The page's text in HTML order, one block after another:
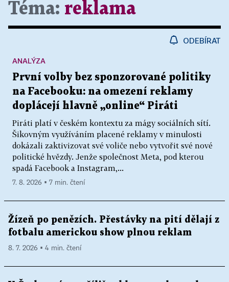
Téma: reklama
ODEBÍRAT
První volby bez sponzorované politiky
na Facebooku: na omezení reklamy
doplácejí hlavně „online“ Piráti
Piráti platí v českém kontextu za mágy sociálních sítí.
Šikovným využíváním placené reklamy v minulosti
dokázali zaktivizovat své voliče nebo vytvořit své nové
politické hvězdy. Jenže společnost Meta, pod kterou
spadá Facebook a Instagram,...
ANALÝZA
7. 8. 2026 ▪ 7 min. čtení
Žízeň po penězích. Přestávky na pití dělají z
fotbalu americkou show plnou reklam
8. 7. 2026 ▪ 4 min. čtení